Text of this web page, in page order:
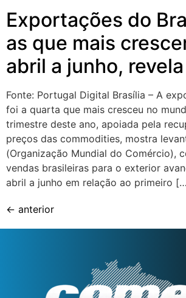
Exportações do
as que mais
abril a junho,
Fonte: Portugal Digital Brasília – A
foi a quarta que mais cresceu no
trimestre deste ano, apoiada pela
preços das commodities, mostra
(Organização Mundial do Comércio),
vendas brasileiras para o exterior
abril a junho em relação ao primeiro
← anterior